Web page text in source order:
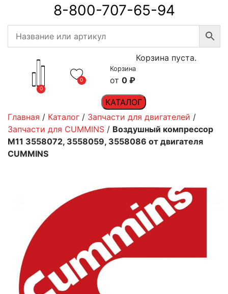
8-800-707-65-94
0
0
Корзина
0 ₽
Корзина пуста.
КАТАЛОГ
Главная / Каталог / Запчасти для двигателей /
Запчасти для CUMMINS / Воздушный компрессор
M11 3558072, 3558059, 3558086 от двигателя
CUMMINS